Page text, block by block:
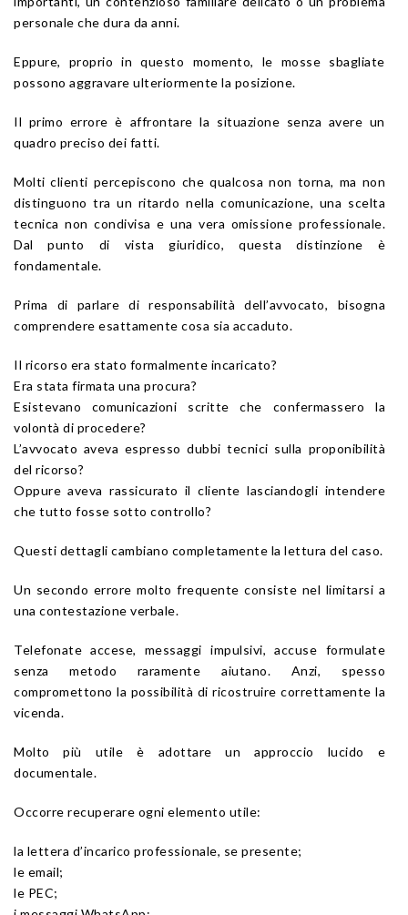
personale che dura da anni.
Eppure, proprio in questo momento, le mosse sbagliate
possono aggravare ulteriormente la posizione.
Il primo errore è affrontare la situazione senza avere un
quadro preciso dei fatti.
Molti clienti percepiscono che qualcosa non torna, ma non
distinguono tra un ritardo nella comunicazione, una scelta
tecnica non condivisa e una vera omissione professionale.
Dal punto di vista giuridico, questa distinzione è
fondamentale.
Prima di parlare di responsabilità dell’avvocato, bisogna
comprendere esattamente cosa sia accaduto.
Il ricorso era stato formalmente incaricato?
Era stata firmata una procura?
Esistevano comunicazioni scritte che confermassero la
volontà di procedere?
L’avvocato aveva espresso dubbi tecnici sulla proponibilità
del ricorso?
Oppure aveva rassicurato il cliente lasciandogli intendere
che tutto fosse sotto controllo?
Questi dettagli cambiano completamente la lettura del caso.
Un secondo errore molto frequente consiste nel limitarsi a
una contestazione verbale.
Telefonate accese, messaggi impulsivi, accuse formulate
senza metodo raramente aiutano. Anzi, spesso
compromettono la possibilità di ricostruire correttamente la
vicenda.
Molto più utile è adottare un approccio lucido e
documentale.
Occorre recuperare ogni elemento utile:
la lettera d’incarico professionale, se presente;
le email;
le PEC;